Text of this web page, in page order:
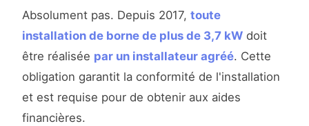
Absolument pas. Depuis 2017, toute
installation de borne de plus de 3,7 kW doit
être réalisée par un installateur agréé. Cette
obligation garantit la conformité de l'installation
et est requise pour de obtenir aux aides
financières.